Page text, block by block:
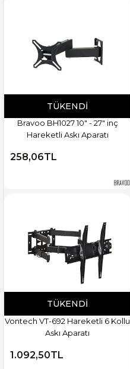
TÜKENDI
Bravoo BH1027 10" - 27" inç
Hareketli Askı Aparatı
258,06TL
TÜKENDI
Vontech VT-692 Hareketli 6 Kollu
Askı Aparatı
1.092,50TL